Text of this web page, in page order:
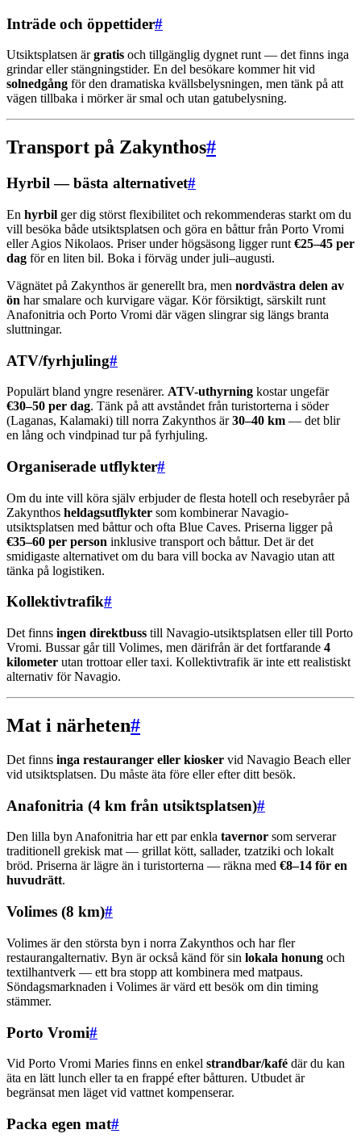
Inträde och öppettider#
Utsiktsplatsen ärgratis och tillgänglig dygnet runt — det finns inga
grindar eller stängningstider. En del besökare kommer hit vid
solnedgång för den dramatiska kvällsbelysningen, men tänk på att
vägen tillbaka i mörker är smal och utan gatubelysning.
Transport på Zakynthos#
Hyrbil — bästa alternativet#
En hyrbil ger dig störst flexibilitet och rekommenderas starkt om du
vill besöka både utsiktsplatsen och göra en båttur från Porto Vromi
eller Agios Nikolaos. Priser under högsäsong ligger runt €25–45 per
dag för en liten bil. Boka i förväg under juli–augusti.
Vägnätet på Zakynthos är generellt bra, men nordvästra delen av
ön har smalare och kurvigare vägar. Kör försiktigt, särskilt runt
Anafonitria och Porto Vromi där vägen slingrar sig längs branta
sluttningar.
ATV/fyrhjuling#
Populärt bland yngre resenärer. ATV-uthyrning kostar ungefär
€30–50 per dag. Tänk på att avståndet från turistorterna i söder
(Laganas, Kalamaki) till norra Zakynthos är30–40 km — det blir
en lång och vindpinad tur på fyrhjuling.
Organiserade utflykter#
Om du inte vill köra själv erbjuder de flesta hotell och resebyråer på
Zakynthos heldagsutflykter som kombinerar Navagio-
utsiktsplatsen med båttur och ofta Blue Caves. Priserna ligger på
€35–60 per person inklusive transport och båttur. Det är det
smidigaste alternativet om du bara vill bocka av Navagio utan att
tänka på logistiken.
Kollektivtrafik#
Det finns ingen direktbuss till Navagio-utsiktsplatsen eller till Porto
Vromi. Bussar går till Volimes, men därifrån är det fortfarande 4
kilometer utan trottoar eller taxi. Kollektivtrafik är inte ett realistiskt
alternativ för Navagio.
Mat i närheten#
Det finns inga restauranger eller kiosker vid Navagio Beach eller
vid utsiktsplatsen. Du måste äta före eller efter ditt besök.
Anafonitria (4 km från utsiktsplatsen)#
Den lilla byn Anafonitria har ett par enkla tavernor som serverar
traditionell grekisk mat — grillat kött, sallader, tzatziki och lokalt
bröd. Priserna är lägre än i turistorterna — räkna med €8–14 för en
huvudrätt.
Volimes (8 km)#
Volimes är den största byn i norra Zakynthos och har fler
restaurangalternativ. Byn är också känd för sin lokala honung och
textilhantverk — ett bra stopp att kombinera med matpaus.
Söndagsmarknaden i Volimes är värd ett besök om din timing
stämmer.
Porto Vromi#
Vid Porto Vromi Maries finns en enkel strandbar/kafé där du kan
äta en lätt lunch eller ta en frappé efter båtturen. Utbudet är
begränsat men läget vid vattnet kompenserar.
Packa egen mat#